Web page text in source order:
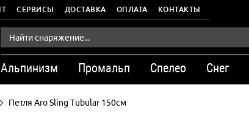
СЕРВИСЫ ДОСТАВКА ОПЛАТА КОНТАКТЫ
Альпинизм Промальп Спелео Снег
Петля Aro Sling Tubular 150см